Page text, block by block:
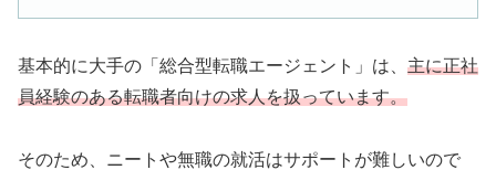
基本的に大手の「総合型転職エージェント」は、 主に正社
員経験のある転職者向けの求人を扱っています。
そのため、ニートや無職の就活はサポートが難しいので